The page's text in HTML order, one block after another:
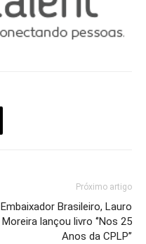
Próximo artigo
Embaixador Brasileiro, Lauro
Moreira lançou livro ‘’Nos 25
Anos da CPLP’’